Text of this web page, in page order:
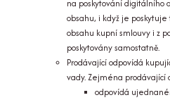
na poskytování digitálního
obsahu, i když je
obsahu kupní smlouvy i z
poskytovány samostatně.
Prodávající odpovídá
vady. Zejména prodávající
odpovídá